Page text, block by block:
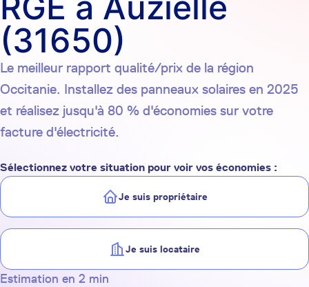
(31650)
Le meilleur rapport qualité/prix de la région
Occitanie. Installez des panneaux solaires en 2025
et réalisez jusqu'à 80 % d'économies sur votre
facture d'électricité.
Sélectionnez votre situation pour voir vos économies :
Je suis propriétaire
Je suis locataire
Estimation en 2 min